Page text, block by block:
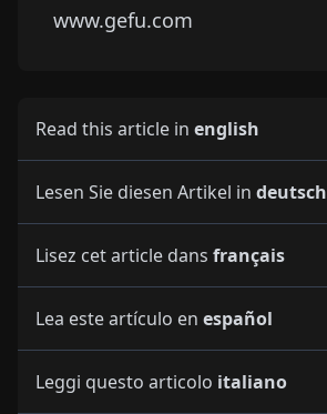
www.gefu.com
Read this article in english
Lesen Sie diesen Artikel in deutsch
Lisez cet article dans français
Lea este artículo en español
Leggi questo articolo italiano